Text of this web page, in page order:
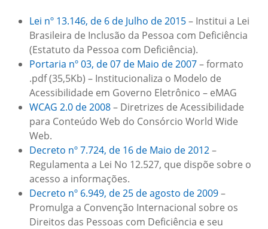
Lei nº 13.146, de 6 de Julho de 2015– Institui a Lei
Brasileira de Inclusão da Pessoa com Deficiência
(Estatuto da Pessoa com Deficiência).
Portaria nº 03, de 07 de Maio de 2007– formato
.pdf (35,5Kb) – Institucionaliza o Modelo de
Acessibilidade em Governo Eletrônico – eMAG
WCAG 2.0 de 2008– Diretrizes de Acessibilidade
para Conteúdo Web do Consórcio World Wide
Web.
Decreto nº 7.724, de 16 de Maio de 2012–
Regulamenta a Lei No 12.527, que dispõe sobre o
acesso a informações.
Decreto nº 6.949, de 25 de agosto de 2009–
Promulga a Convenção Internacional sobre os
Direitos das Pessoas com Deficiência e seu